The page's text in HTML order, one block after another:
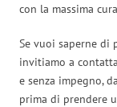
con la massima
Se vuoi saperne di
invitiamo a
e senza impegno,
prima di prendere